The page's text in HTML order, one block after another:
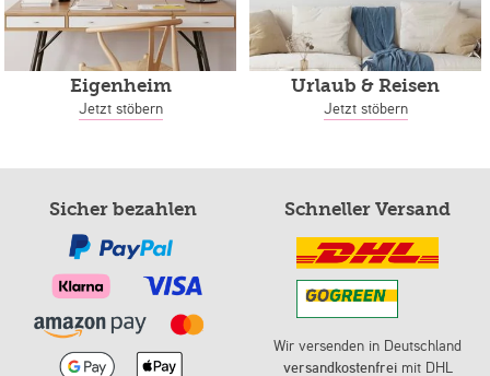
Eigenheim
Jetzt stöbern
Urlaub & Reisen
Jetzt stöbern
Sicher bezahlen Schneller Versand
Wir versenden in Deutschland
versandkostenfreimit DHL